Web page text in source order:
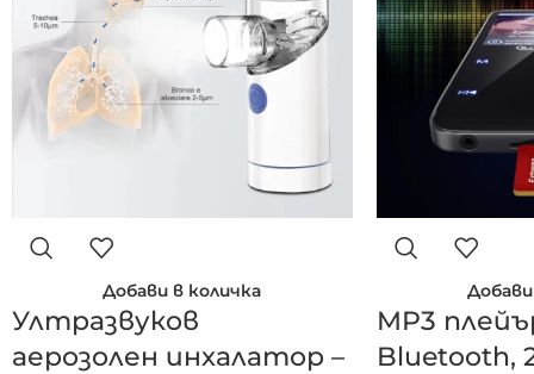
Добави в количка
Ултразвуков
аерозолен инхалатор –
MP3
Bluetooth,